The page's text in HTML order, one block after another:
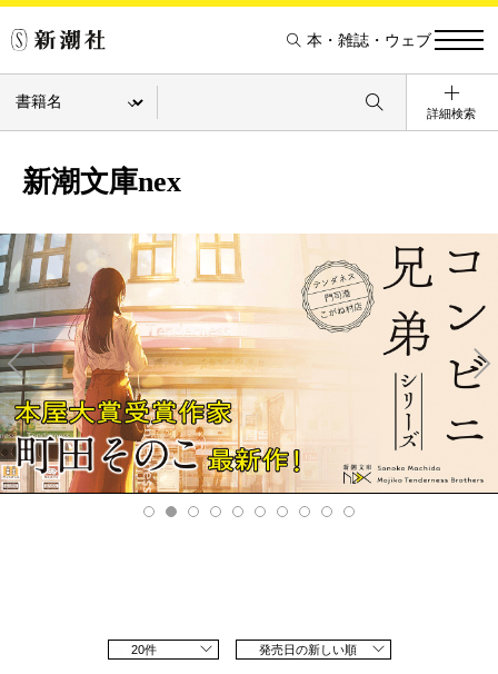
本・雑誌・ウェブ
詳細検索
新潮文庫nex
Pre
v
xt
20件 発売日の新しい順